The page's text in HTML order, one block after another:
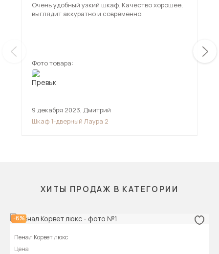
Очень удобный узкий шкаф. Качество хорошее,
выглядит аккуратно и современно.
Фото товара:
9 декабря 2023, Дмитрий
Шкаф 1-дверный Лаура 2
ХИТЫ ПРОДАЖ В КАТЕГОРИИ
-6%
Пенал Корвет люкс
Цена